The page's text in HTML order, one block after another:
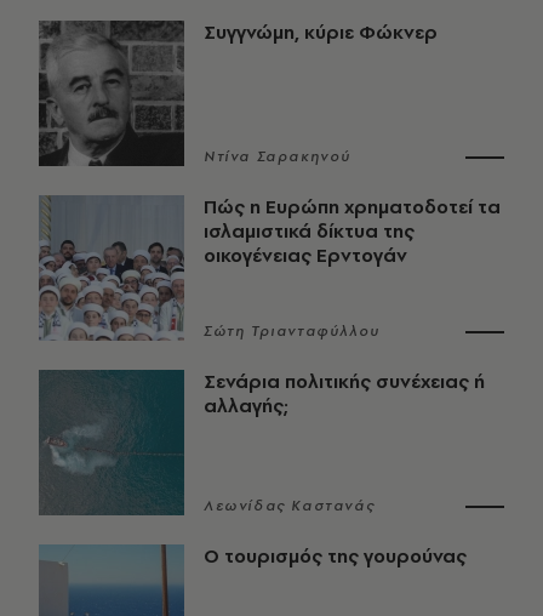
Συγγνώμη, κύριε Φώκνερ
Ντίνα Σαρακηνού
Πώς η Ευρώπη χρηματοδοτεί τα
ισλαμιστικά δίκτυα της
οικογένειας Ερντογάν
Σώτη Τριανταφύλλου
Σενάρια πολιτικής συνέχειας ή
αλλαγής;
Λεωνίδας Καστανάς
Ο τουρισμός της γουρούνας